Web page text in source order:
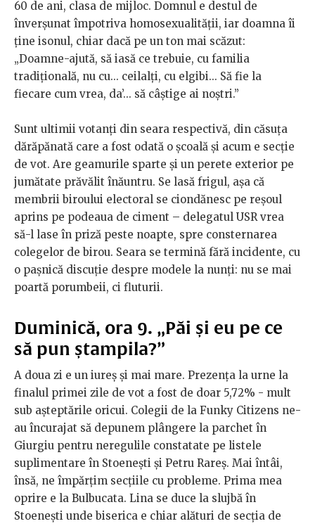
60 de ani, clasa de mijloc. Domnul e destul de
înverșunat împotriva homosexualității, iar doamna îi
ține isonul, chiar dacă pe un ton mai scăzut:
„Doamne-ajută, să iasă ce trebuie, cu familia
tradițională, nu cu... ceilalți, cu elgibi... Să fie la
fiecare cum vrea, da’... să câștige ai noștri.”
Sunt ultimii votanți din seara respectivă, din căsuța
dărăpănată care a fost odată o școală și acum e secție
de vot. Are geamurile sparte și un perete exterior pe
jumătate prăvălit înăuntru. Se lasă frigul, așa că
membrii biroului electoral se ciondănesc pe reșoul
aprins pe podeaua de ciment – delegatul USR vrea
să-l lase în priză peste noapte, spre consternarea
colegelor de birou. Seara se termină fără incidente, cu
o pașnică discuție despre modele la nunți: nu se mai
poartă porumbeii, ci fluturii.
Duminică, ora 9. „Păi și eu pe ce
să pun ștampila?”
A doua zi e un iureș și mai mare. Prezența la urne la
finalul primei zile de vot a fost de doar 5,72% - mult
sub așteptările oricui. Colegii de la Funky Citizens ne-
au încurajat să depunem plângere la parchet în
Giurgiu pentru neregulile constatate pe listele
suplimentare în Stoenești și Petru Rareș. Mai întâi,
însă, ne împărțim secțiile cu probleme. Prima mea
oprire e la Bulbucata. Lina se duce la slujbă în
Stoenești unde biserica e chiar alături de secția de